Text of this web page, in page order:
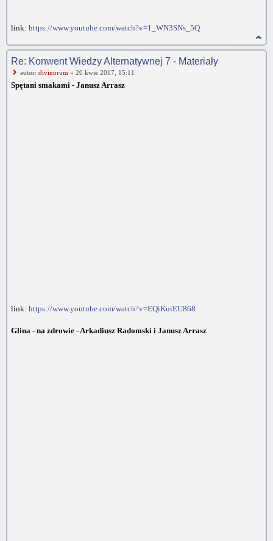
link: https://www.youtube.com/watch?v=1_WN3SNs_5Q
Re: Konwent Wiedzy Alternatywnej 7 - Materiały
autor: divinorum » 20 kwie 2017, 15:11
Spętani smakami - Janusz Arrasz
link: https://www.youtube.com/watch?v=EQiKuiEU868
Glina - na zdrowie - Arkadiusz Radomski i Janusz Arrasz